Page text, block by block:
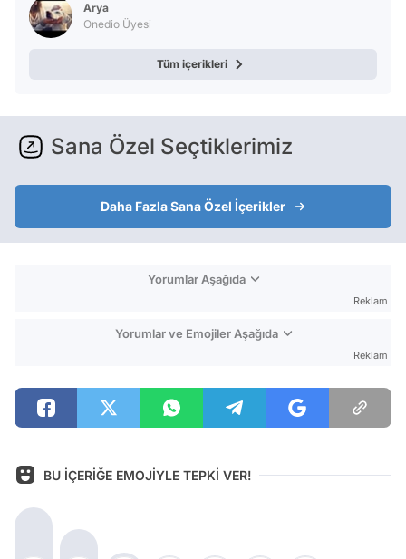
Arya
Onedio Üyesi
Tüm içerikleri
Sana Özel Seçtiklerimiz
Daha Fazla Sana Özel İçerikler
Yorumlar Aşağıda
Reklam
Yorumlar ve Emojiler Aşağıda
Reklam
BU İÇERİĞE EMOJİYLE TEPKİ VER!